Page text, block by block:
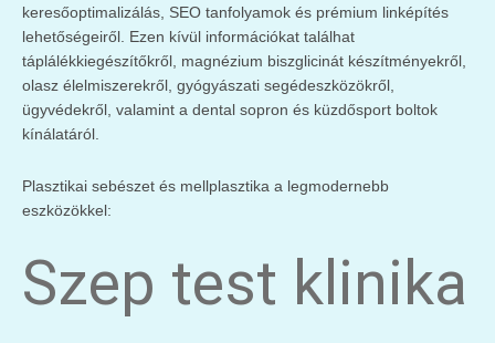
keresőoptimalizálás, SEO tanfolyamok és prémium linképítés
lehetőségeiről. Ezen kívül információkat találhat
táplálékkiegészítőkről, magnézium biszglicinát készítményekről,
olasz élelmiszerekről, gyógyászati segédeszközökről,
ügyvédekről, valamint a dental sopron és küzdősport boltok
kínálatáról.
Plasztikai sebészet és mellplasztika a legmodernebb
eszközökkel:
Szep test klinika